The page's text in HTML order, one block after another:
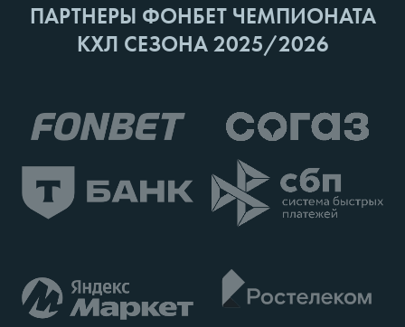
ПАРТНЕРЫ ФОНБЕТ ЧЕМПИОНАТА
КХЛ СЕЗОНА 2025/2026